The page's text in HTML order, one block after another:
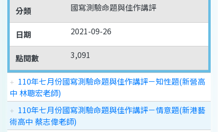
分類 國寫測驗命題與佳作講評
日期 2021-09-26
點閱數 3,091
110年七月份國寫測驗命題與佳作講評－知性題(新營高
中 林聰宏老師)
110年七月份國寫測驗命題與佳作講評－情意題(新港藝
術高中 蔡志偉老師)